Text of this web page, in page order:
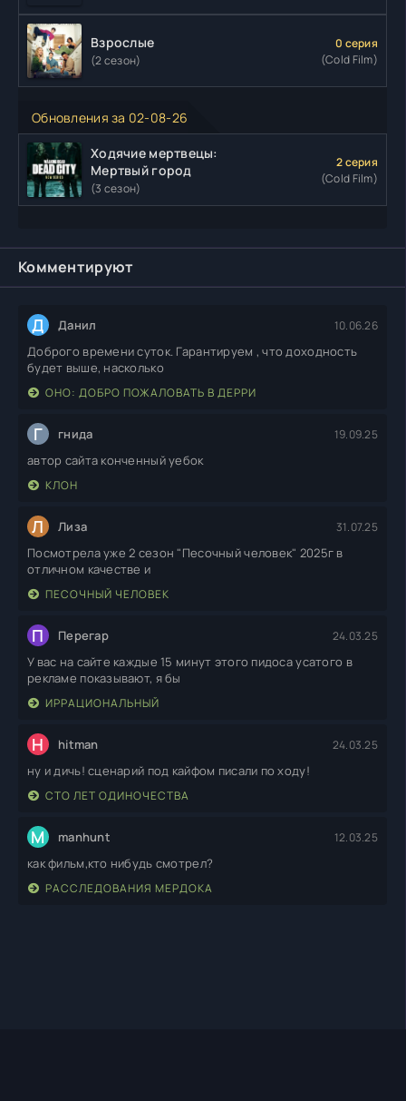
Взрослые
(2 сезон)
0 серия
(Cold Film)
Обновления за 02-08-26
Ходячие мертвецы:
Мертвый город
(3 сезон)
2 серия
(Cold Film)
Комментируют
Д Данил 10.06.26
Доброго времени суток. Гарантируем , что доходность
будет выше, насколько
ОНО: ДОБРО ПОЖАЛОВАТЬ В ДЕРРИ
Г гнида 19.09.25
автор сайта конченный уебок
КЛОН
Л Лиза 31.07.25
Посмотрела уже 2 сезон "Песочный человек" 2025г в
отличном качестве и
ПЕСОЧНЫЙ ЧЕЛОВЕК
П Перегар 24.03.25
У вас на сайте каждые 15 минут этого пидоса усатого в
рекламе показывают, я бы
ИРРАЦИОНАЛЬНЫЙ
H hitman 24.03.25
ну и дичь! сценарий под кайфом писали по ходу!
СТО ЛЕТ ОДИНОЧЕСТВА
M manhunt 12.03.25
как фильм,кто нибудь смотрел?
РАССЛЕДОВАНИЯ МЕРДОКА